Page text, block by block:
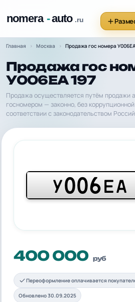
Главная Москва Продажа гос номера
Продажа гос
У006ЕА 197
Продажа осуществляется путём продажи
госномером — законно, без
соответствии с законодательством
У006ЕА
400 000 руб
Переоформление оплачивается
Обновлено 30.09.2025